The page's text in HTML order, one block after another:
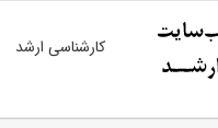
کارشناسی ارشد